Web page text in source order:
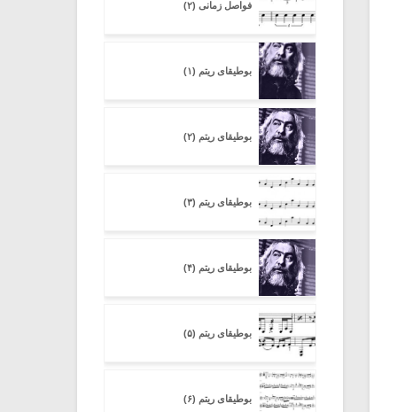
فواصل زمانی (۲)
بوطیقای ریتم (۱)
بوطیقای ریتم (۲)
بوطیقای ریتم (۳)
بوطیقای ریتم (۴)
بوطیقای ریتم (۵)
بوطیقای ریتم (۶)